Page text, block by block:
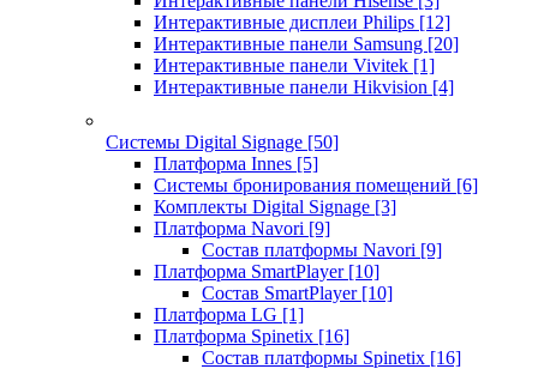
Интерактивные дисплеи Philips [12]
Интерактивные панели Samsung [20]
Интерактивные панели Vivitek [1]
Интерактивные панели Hikvision [4]
Системы Digital Signage [50]
Платформа Innes [5]
Системы бронирования помещений [6]
Комплекты Digital Signage [3]
Платформа Navori [9]
Состав платформы Navori [9]
Платформа SmartPlayer [10]
Состав SmartPlayer [10]
Платформа LG [1]
Платформа Spinetix [16]
Состав платформы Spinetix [16]